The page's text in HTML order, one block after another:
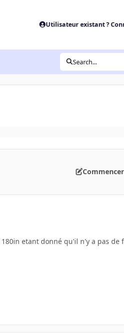
Utilisateur existant ?
Search...
etant donné qu'il n'y a pas de